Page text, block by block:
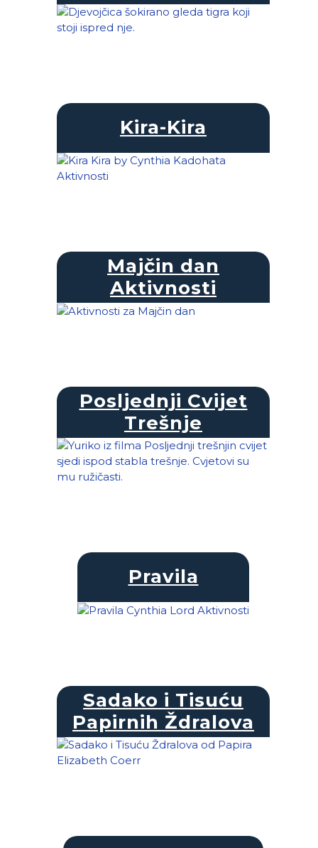
Kira-Kira
Majčin dan
Aktivnosti
Posljednji Cvijet
Trešnje
Pravila
Sadako i Tisuću
Papirnih Ždralova